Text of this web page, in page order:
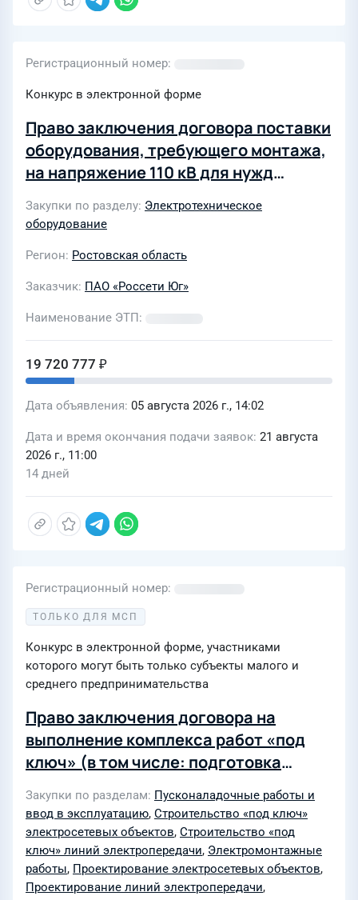
Регистрационный номер
Конкурс в электронной форме
Право заключения договора поставки
оборудования, требующего монтажа,
на напряжение 110 кВ для нужд
"Ростовэнерго"
Закупки по разделу Электротехническое
оборудование
Регион Ростовская область
Заказчик ПАО «Россети Юг»
Наименование ЭТП
19 720 777 ₽
Дата объявления 05 августа 2026 г., 14:02
Дата и время окончания подачи заявок 21 августа
2026 г., 11:00
14 дней
Регистрационный номер
ТОЛЬКО ДЛЯ МСП
Конкурс в электронной форме, участниками
которого могут быть только субъекты малого и
среднего предпринимательства
Право заключения договора на
выполнение комплекса работ «под
ключ» (в том числе: подготовка
документации, проектная и рабочая
документация, строительно-
монтажные, электромонтажные и
пусконаладочные работы, поставка
Закупки по разделам Пусконаладочные работы и
ввод в эксплуатацию, Строительство «под ключ»
электросетевых объектов, Строительство «под
ключ» линий электропередачи, Электромонтажные
работы, Проектирование электросетевых объектов,
Проектирование линий электропередачи,